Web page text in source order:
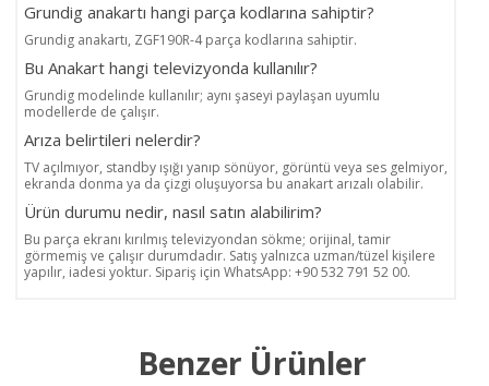
Grundig anakartı hangi parça kodlarına sahiptir?
Grundig anakartı, ZGF190R-4 parça kodlarına sahiptir.
Bu Anakart hangi televizyonda kullanılır?
Grundig modelinde kullanılır; aynı şaseyi paylaşan uyumlu
modellerde de çalışır.
Arıza belirtileri nelerdir?
TV açılmıyor, standby ışığı yanıp sönüyor, görüntü veya ses gelmiyor,
ekranda donma ya da çizgi oluşuyorsa bu anakart arızalı olabilir.
Ürün durumu nedir, nasıl satın alabilirim?
Bu parça ekranı kırılmış televizyondan sökme; orijinal, tamir
görmemiş ve çalışır durumdadır. Satış yalnızca uzman/tüzel kişilere
yapılır, iadesi yoktur. Sipariş için WhatsApp: +90 532 791 52 00.
Benzer Ürünler